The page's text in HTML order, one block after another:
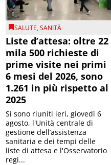
SALUTE,SANITÀ
Liste d’attesa: oltre 22
mila 500 richieste di
prime visite nei primi
6 mesi del 2026, sono
1.261 in più rispetto al
2025
Si sono riuniti ieri, giovedì 6
agosto, l'Unità centrale di
gestione dell’assistenza
sanitaria e dei tempi delle
liste di attesa e l'Osservatorio
regi...